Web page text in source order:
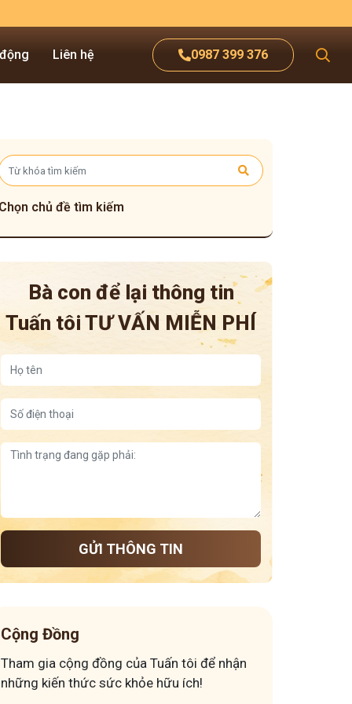
0987 399 376
Liên hệ
Chọn chủ đề tìm kiếm
Bà con để lại thông tin
Tuấn tôiTƯ VẤN MIỄN PHÍ
GỬI THÔNG TIN
Cộng Đồng
Tham gia cộng đồng của Tuấn tôi để nhận
những kiến thức sức khỏe hữu ích!